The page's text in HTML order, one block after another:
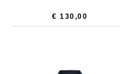
€ 130,00